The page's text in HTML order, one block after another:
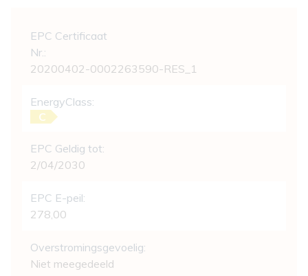
EPC Certificaat
Nr.:
20200402-0002263590-RES_1
EnergyClass:
C
EPC Geldig tot:
2/04/2030
EPC E-peil:
278,00
Overstromingsgevoelig:
Niet meegedeeld